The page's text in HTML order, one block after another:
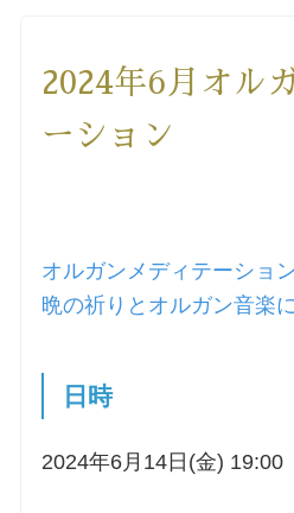
洗礼を希望される方
森田神父の講座
2024年6月オル
ーション
オルガンメディテーショ
晩の祈りとオルガン音楽
日時
2024年6月14日(金) 19:00